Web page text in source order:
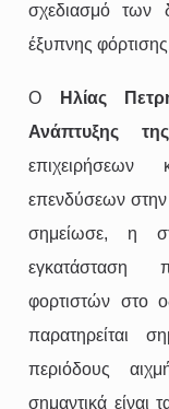
σχεδιασμό των
έξυπνης
Ο
Ηλίας
Ανάπτυξης
επενδύσεων
σημείωσε, η
εγκατάσταση
φορτιστών στο
παρατηρείται
περιόδους
σημαντικά